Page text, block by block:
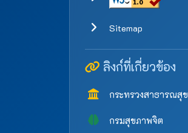
Sitemap
ลิงก์ที่เกี่ยวข้อง
กระทรวงสาธารณสุข
กรมสุขภาพจิต